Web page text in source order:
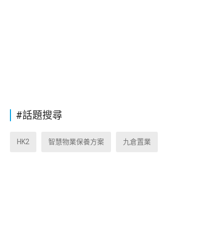
#話題搜尋
HK2 智慧物業保養方案 九倉置業